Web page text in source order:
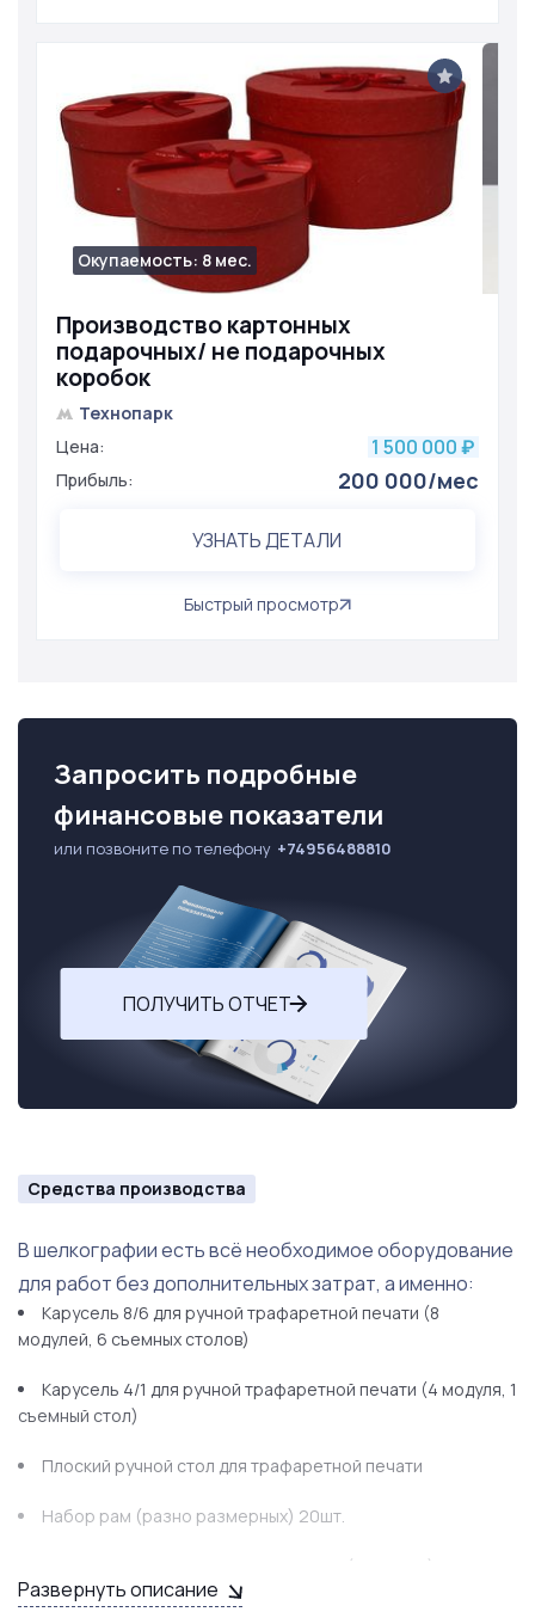
Производство картонных
подарочных/ не подарочных
коробок
Окупаемость: 8 мес.
Технопарк
Цена:
1 500 000 ₽
Прибыль: 200 000/мес
УЗНАТЬ ДЕТАЛИ
Быстрый просмотр
Запросить подробные
финансовые показатели
или позвоните по телефону +74956488810
ПОЛУЧИТЬ ОТЧЕТ
Средства производства
В шелкографии есть всё необходимое оборудование
для работ без дополнительных затрат, а именно:
Карусель 8/6 для ручной трафаретной печати (8
модулей, 6 съемных столов)
Карусель 4/1 для ручной трафаретной печати (4 модуля, 1
съемный стол)
Плоский ручной стол для трафаретной печати
Набор рам (разно размерных) 20шт.
Экспонирующая ламповая установка (засветка) для
изготовления трафаретных печатных форм (ТПФ) Pilkington
Развернуть описание